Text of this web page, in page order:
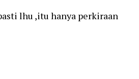
lhu ,itu hanya perkiraan